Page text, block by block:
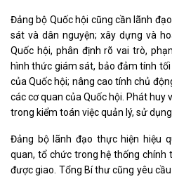
Đảng bộ Quốc hội cũng cần lãnh
sát và dân nguyện; xây dựng và
Quốc hội, phân định rõ vai trò,
hình thức giám sát, bảo đảm tính
của Quốc hội; nâng cao tính chủ
các cơ quan của Quốc hội. Phát huy
trong kiểm toán việc quản lý, sử
Đảng bộ lãnh đạo thực hiện hiệu
quan, tổ chức trong hệ thống chính
được giao. Tổng Bí thư cũng yêu